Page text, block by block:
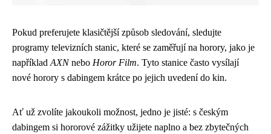
Pokud preferujete klasičtější způsob sledování, sledujte
programy televizních stanic, které se zaměřují na horory, jako je
například AXNnebo Horor Film. Tyto stanice často vysílají
nové horory s dabingem krátce po jejich uvedení do kin.
Ať už zvolíte jakoukoli možnost, jedno je jisté: s českým
dabingem si hororové zážitky užijete naplno a bez zbytečných